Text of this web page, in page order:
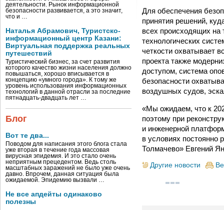
деятельности. Рынок информационной
безопасности развивается, а это значит,
что и …
Наталья Абрамович, Туристско-
информационный центр Казани:
Виртуальная поддержка реальных
путешествий
Туристический бизнес, за счет развития
которого качество жизни населения должно
повышаться, хорошо вписывается в
концепцию «умного города». К тому же
уровень использования информационных
технологий в данной отрасли за последние
пятнадцать-двадцать лет …
Блог
Вот те два...
Поводом для написания этого блога стала
уже вторая в течение года массовая
вирусная эпидемия. И это стало очень
неприятным прецедентом. Ведь столь
масштабных заражений не было уже очень
давно. Впрочем, данная ситуация была
ожидаемой. Эпидемию вызвали …
Не все апдейты одинаково
полезны
Для обеспечения
принятия решений,
всех происходящих на
технологических
четкости охватывает
проекта также
доступом, система
безопасности
воздушных судов,
«Мы ожидаем, что к
поэтому при
и инженерной
в условиях постоянно
Толмачево» Евгений
Другие новости